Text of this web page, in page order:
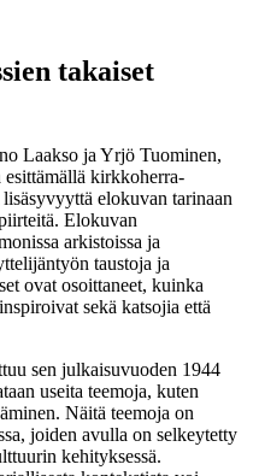
takaiset
Laakso ja Yrjö Tuominen,
kirkkoherra-
elokuvan tarinaan
Elokuvan
arkistoissa ja
taustoja ja
ovat osoittaneet, kuinka
sekä katsojia että
sen julkaisuvuoden 1944
useita teemoja, kuten
Näitä teemoja on
joiden avulla on selkeytetty
kehityksessä.